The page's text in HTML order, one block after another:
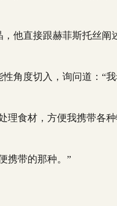
直接跟赫菲斯托丝阐
度切入，询问道：“我
食材，方便我携带各种
带的那种。”